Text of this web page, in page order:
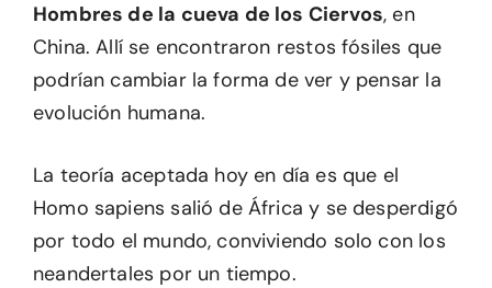
Hombres de la cueva de los Ciervos, en
China. Allí se encontraron restos fósiles que
podrían cambiar la forma de ver y pensar la
evolución humana.
La teoría aceptada hoy en día es que el
Homo sapiens salió de África y se desperdigó
por todo el mundo, conviviendo solo con los
neandertales por un tiempo.